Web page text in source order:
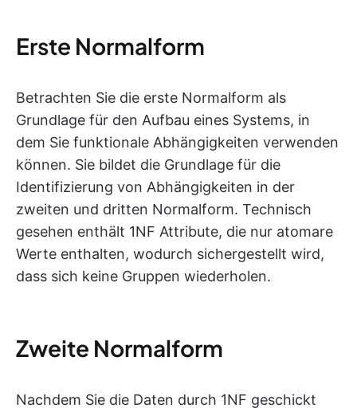
Erste Normalform
Betrachten Sie die erste Normalform als
Grundlage für den Aufbau eines Systems, in
dem Sie funktionale Abhängigkeiten verwenden
können. Sie bildet die Grundlage für die
Identifizierung von Abhängigkeiten in der
zweiten und dritten Normalform. Technisch
gesehen enthält 1NF Attribute, die nur atomare
Werte enthalten, wodurch sichergestellt wird,
dass sich keine Gruppen wiederholen.
Zweite Normalform
Nachdem Sie die Daten durch 1NF geschickt